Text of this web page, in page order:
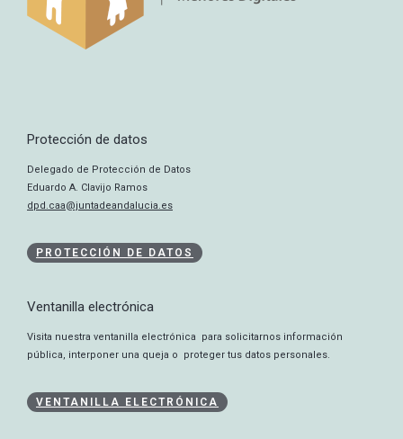
Protección de datos
Delegado de Protección de Datos
Eduardo A. Clavijo Ramos
dpd.caa@juntadeandalucia.es
PROTECCIÓN DE DATOS
Ventanilla electrónica
Visita nuestra ventanilla electrónica para solicitarnos información
pública, interponer una queja o proteger tus datos personales.
VENTANILLA ELECTRÓNICA